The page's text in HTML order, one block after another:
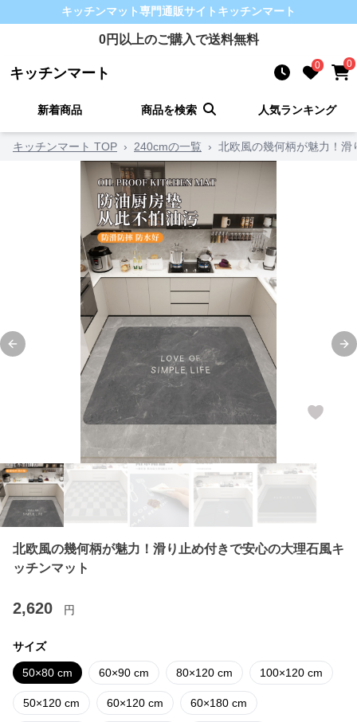
キッチンマット専門通販サイト キッチンマート
0円以上のご購入で送料無料
キッチンマート 0 0
新着商品 商品を検索 人気ランキング
キッチンマート TOP › 240cmの一覧 › 北欧風の幾何柄が魅力！
Previous slide
北欧風の幾何柄が魅力！滑り止め付きで安心の大理石風キ
ッチンマット
2,620 円
サイズ
50×80 cm 60×90 cm 80×120 cm 100×120 cm
50×120 cm 60×120 cm 60×180 cm